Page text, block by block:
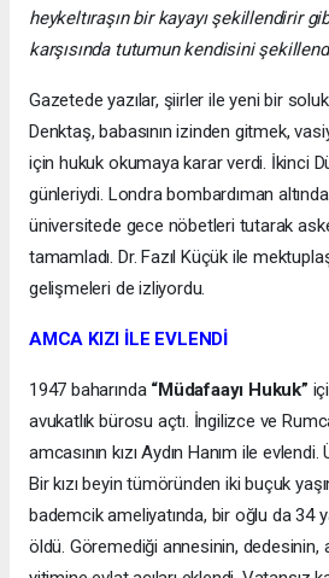
heykeltıraşın bir kayayı şekillendirir
karşısında tutumun kendisini
Gazetede yazılar, şiirler ile yeni bir
Denktaş, babasının izinden gitmek,
için hukuk okumaya karar verdi. İkinci
günleriydi. Londra bombardıman
üniversitede gece nöbetleri tutarak
tamamladı. Dr. Fazıl Küçük ile
gelişmeleri de izliyordu.
AMCA KIZI İLE EVLENDİ
1947 baharında “Müdafaayı Hukuk”
avukatlık bürosu açtı. İngilizce ve
amcasının kızı Aydın Hanım ile
Bir kızı beyin tümöründen iki buçuk
bademcik ameliyatında, bir oğlu da 34
öldü. Göremediği annesinin, dedesinin,